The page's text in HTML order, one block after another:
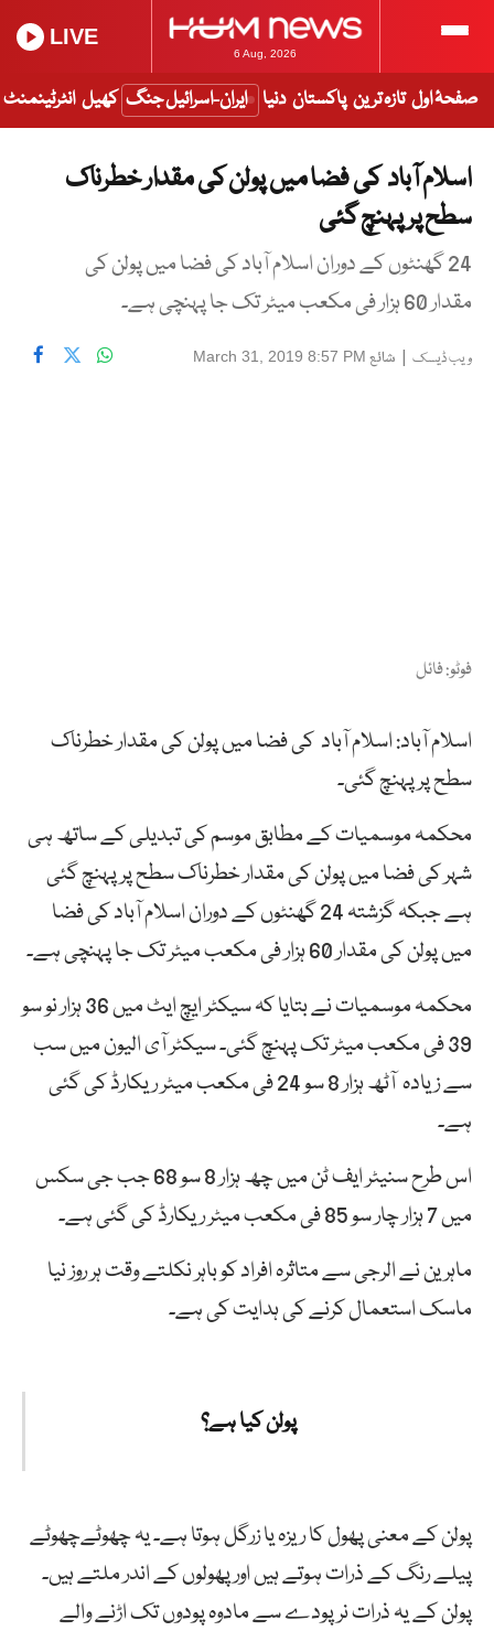
6 Aug, 2026
LIVE
صفحۂ اول تازہ ترین پاکستان دنیا ایران-اسرائیل جنگ کھیل انٹرٹینمنٹ
اسلام آباد کی فضا میں پولن کی مقدار خطرناک
سطح پر پہنچ گئی
24 گھنٹوں کے دوران اسلام آباد کی فضا میں پولن کی
مقدار 60 ہزار فی مکعب میٹر تک جا پہنچی ہے۔
ویب ڈیسک | شائع March 31, 2019 8:57 PM
فوٹو: فائل
اسلام آباد: اسلام آباد کی فضا میں پولن کی مقدار خطرناک
سطح پر پہنچ گئی۔
محکمہ موسمیات کے مطابق موسم کی تبدیلی کے ساتھ ہی
شہر کی فضا میں پولن کی مقدار خطرناک سطح پر پہنچ گئی
ہے جبکہ گزشتہ 24 گھنٹوں کے دوران اسلام آباد کی فضا
میں پولن کی مقدار 60 ہزار فی مکعب میٹر تک جا پہنچی ہے۔
محکمہ موسمیات نے بتایا کہ سیکٹر ایچ ایٹ میں 36 ہزار نو سو
39 فی مکعب میٹر تک پہنچ گئی۔ سیکٹر آی الیون میں سب
سے زیادہ آٹھ ہزار 8 سو 24 فی مکعب میٹر ریکارڈ کی گئی
ہے۔
اس طرح سنیٹر ایف ٹن میں چھ ہزار 8 سو 68 جب جی سکس
میں 7 ہزار چار سو 85 فی مکعب میٹر ریکارڈ کی گئی ہے۔
ماہرین نے الرجی سے متاثرہ افراد کو باہر نکلتے وقت ہر روز نیا
ماسک استعمال کرنے کی ہدایت کی ہے۔
پولن کیا ہے؟
پولن کے معنی پھول کا ریزہ یا زرگل ہوتا ہے۔ یہ چھوٹےچھوٹے
پیلے رنگ کے ذرات ہوتے ہیں اور پھولوں کے اندر ملتے ہیں۔
پولن کے یہ ذرات نر پودے سے مادوہ پودوں تک اڑنے والے